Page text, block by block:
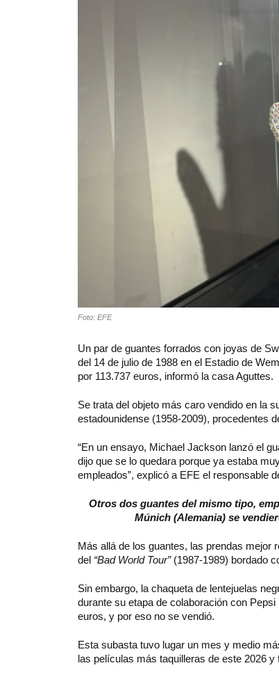
Foto: EFE
Un par de guantes forrados con joyas de
del 14 de julio de 1988 en el Estadio de
por 113.737 euros, informó la casa Aguttes.
Se trata del objeto más caro vendido en la
estadounidense (1958-2009), procedentes
“En un ensayo, Michael Jackson lanzó el
dijo que se lo quedara porque ya estaba
empleados”, explicó a EFE el responsable
Otros dos guantes del mismo tipo,
Múnich (Alemania) se
Más allá de los guantes, las prendas mejor
del “Bad World Tour”(1987-1989) bordado
Sin embargo, la chaqueta de lentejuelas
durante su etapa de colaboración con Pepsi
euros, y por eso no se vendió.
Esta subasta tuvo lugar un mes y medio
las películas más taquilleras de este 2026 y